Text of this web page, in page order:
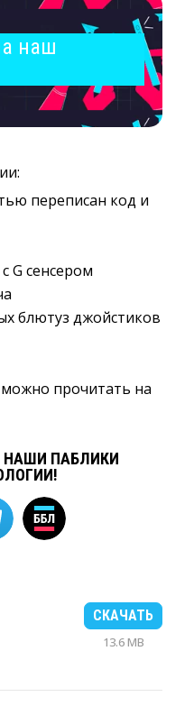
наш
переписан код и
G сенсером
блютуз джойстиков
прочитать на
ПАБЛИКИ
СКАЧАТЬ
13.6 MB